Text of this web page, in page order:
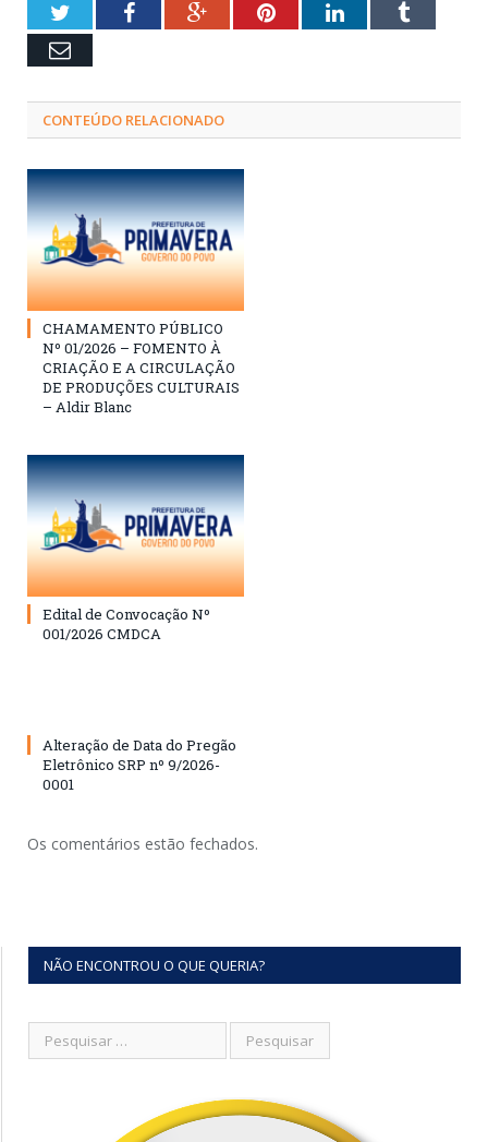
TwitterFacebookGoogle+PinterestLinkedInTumblr
Email
CONTEÚDO RELACIONADO
CHAMAMENTO PÚBLICO
Nº 01/2026 – FOMENTO À
CRIAÇÃO E A CIRCULAÇÃO
DE PRODUÇÕES CULTURAIS
– Aldir Blanc
Edital de Convocação Nº
001/2026 CMDCA
Alteração de Data do Pregão
Eletrônico SRP nº 9/2026-
0001
Os comentários estão fechados.
NÃO ENCONTROU O QUE QUERIA?